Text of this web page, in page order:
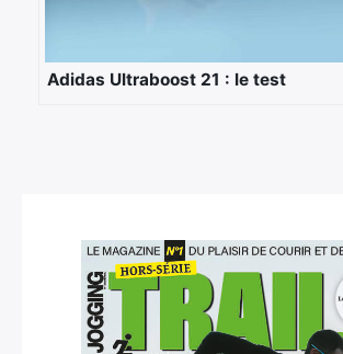
Adidas Ultraboost 21 : le test